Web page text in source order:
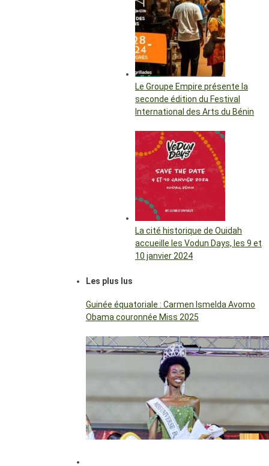
Le Groupe Empire présente la
seconde édition du Festival
International des Arts du Bénin
La cité historique de Ouidah
accueille les Vodun Days, les 9 et
10 janvier 2024
Les plus lus
Guinée équatoriale : Carmen Ismelda Avomo
Obama couronnée Miss 2025